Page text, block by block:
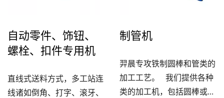
自动零件、饰钮、
螺栓、扣件专用机
直线式送料方式，多工站连
线诸如倒角、打字、滚牙、
制管机
羿晨专攻铁制圆棒和管类的
加工工艺。 我们提供各种
类的加工机，包括圆棒或管